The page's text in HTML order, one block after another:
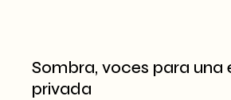
Sombra, voces para una
privada